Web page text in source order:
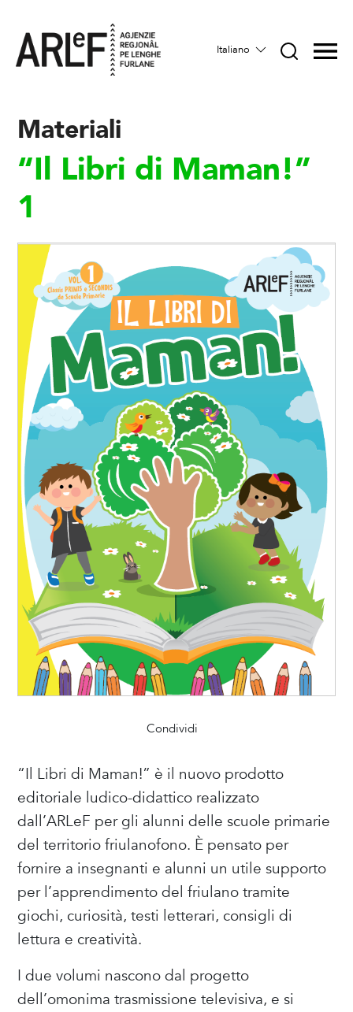
Italiano
Materiali
“Il Libri di Maman!”
1
Condividi
“Il Libri di Maman!” è il nuovo prodotto
editoriale ludico-didattico realizzato
dall’ARLeF per gli alunni delle scuole primarie
del territorio friulanofono. È pensato per
fornire a insegnanti e alunni un utile supporto
per l’apprendimento del friulano tramite
giochi, curiosità, testi letterari, consigli di
lettura e creatività.
I due volumi nascono dal progetto
dell’omonima trasmissione televisiva, e si